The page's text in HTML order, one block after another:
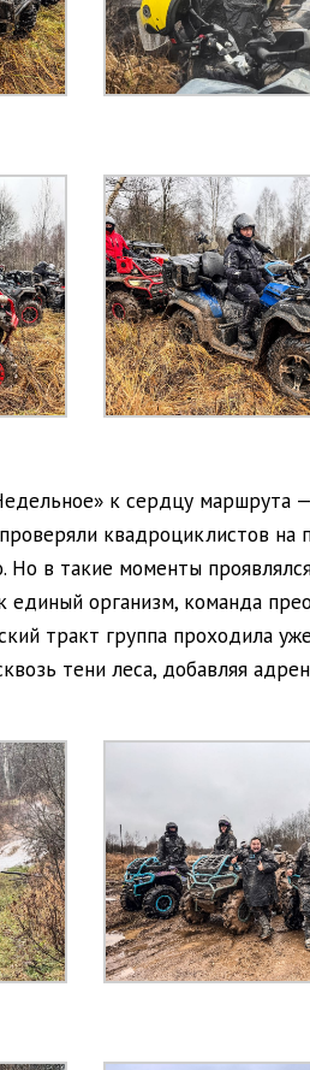
к сердцу маршрута
квадроциклистов
Но в такие моменты
организм, команда
тракт группа проходила
тени леса, добавляя